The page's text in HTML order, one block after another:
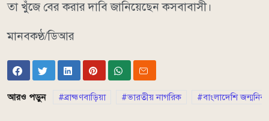
তা খুঁজে বের করার দাবি জানিয়েছেন কসবাবাসী।
মানবকণ্ঠ/ডিআর
আরও পড়ুন ব্রাহ্মণবাড়িয়া ভারতীয় নাগরিক বাংলাদেশি